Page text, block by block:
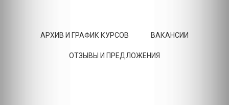
АРХИВ И ГРАФИК КУРСОВ ВАКАНСИИ
ОТЗЫВЫ И ПРЕДЛОЖЕНИЯ